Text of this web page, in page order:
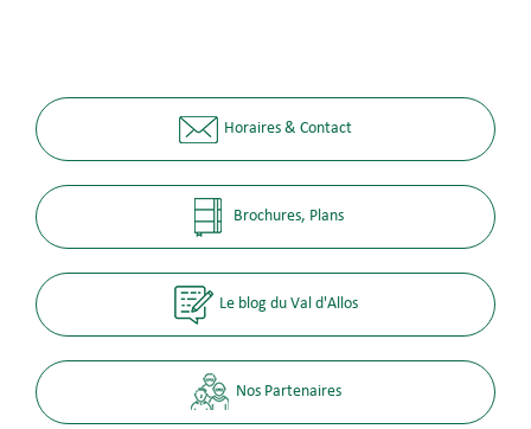
Horaires & Contact
Brochures, Plans
Le blog du Val d'Allos
Nos Partenaires